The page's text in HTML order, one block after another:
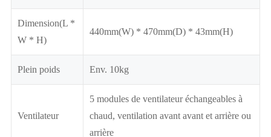
Dimension(L *
W * H)
440mm(W) * 470mm(D) * 43mm(H)
Plein poids Env. 10kg
Ventilateur
5 modules de ventilateur échangeables à
chaud, ventilation avant avant et arrière ou
arrière